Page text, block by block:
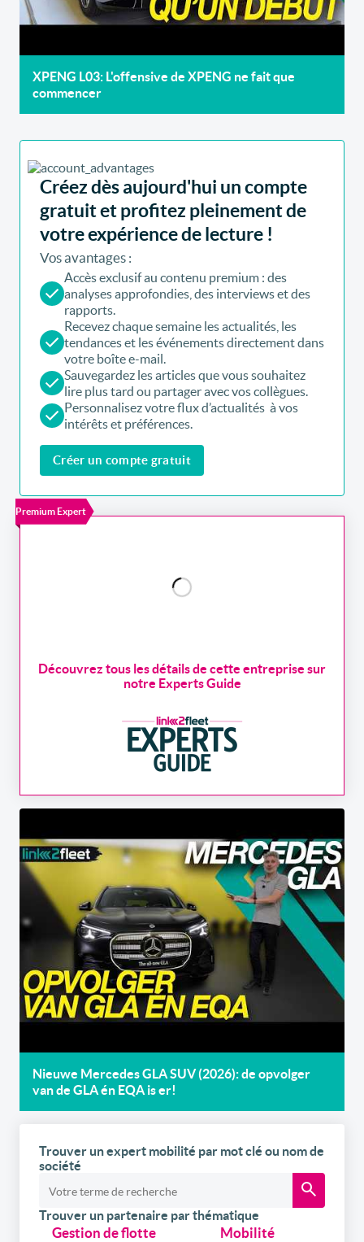
XPENG L03: L'offensive de XPENG ne fait que
commencer
Créez dès aujourd'hui un compte
gratuit et profitez pleinement de
votre expérience de lecture !
Vos avantages :
Accès exclusif au contenu premium : des
analyses approfondies, des interviews et des
rapports.
Recevez chaque semaine les actualités, les
tendances et les événements directement dans
votre boîte e-mail.
Sauvegardez les articles que vous souhaitez
lire plus tard ou partager avec vos collègues.
Personnalisez votre flux d’actualités à vos
intérêts et préférences.
Créer un compte gratuit
Premium Expert
Découvrez tous les détails de cette entreprise sur
notre Experts Guide
Nieuwe Mercedes GLA SUV (2026): de opvolger
van de GLA én EQA is er!
Trouver un expert mobilité par mot clé ou nom de
société
Trouver un partenaire par thématique
Gestion de flotte
Mobilité